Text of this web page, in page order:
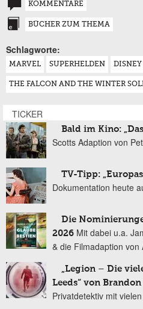
KOMMENTARE
BÜCHER ZUM THEMA
Schlagworte:
MARVEL SUPERHELDEN DISNEY
THE FALCON AND THE WINTER
TICKER
Bald im Kino:
Scotts Adaption von
TV-Tipp:
Dokumentation heute
Die
2026 Mit dabei u.a.
& die Filmadaption von
„Legion – Die
Leeds“ von
Privatdetektiv mit